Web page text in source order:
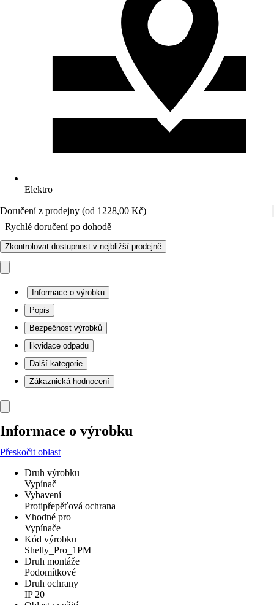
Elektro
Doručení z prodejny (od 1228,00 Kč)
Rychlé doručení po dohodě
Zkontrolovat dostupnost v nejbližší prodejně
Informace o výrobku
Popis
Bezpečnost výrobků
likvidace odpadu
Další kategorie
Zákaznická hodnocení
Informace o výrobku
Přeskočit oblast
Druh výrobku
Vypínač
Vybavení
Protipřepěťová ochrana
Vhodné pro
Vypínače
Kód výrobku
Shelly_Pro_1PM
Druh montáže
Podomítkové
Druh ochrany
IP 20